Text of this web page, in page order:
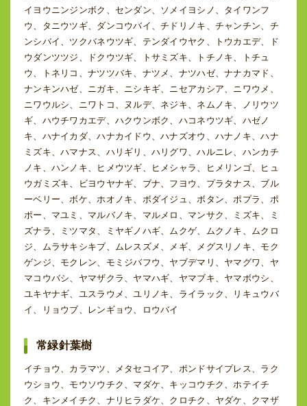
イヨウニンジンボク、センダン、ソメイヨシノ、タイワンフ
ウ、タニウツギ、ダンコウバイ、チドリノキ、チャンチン、チ
ンシバイ、ツクバネウツギ、テンダイウヤク、トウカエデ、ド
ウダンツツジ、ドクウツギ、トサミズキ、トチノキ、トチュ
ウ、トネリコ、ナツツバキ、ナツメ、ナツハゼ、ナナカマド、
ナンキンハゼ、ニガキ、ニシキギ、ニセアカシア、ニワウメ、
ニワウルシ、ニワトコ、ヌルデ、ネジキ、ネムノキ、ノリウツ
ギ、ハウチワカエデ、ハクウンボク、ハコネウツギ、ハゼノ
キ、ハナイカダ、ハナカイドウ、ハナズオウ、ハナノキ、ハナ
ミズキ、ハマナス、ハリギリ、ハリグワ、ハルニレ、ハンカチ
ノキ、ハンノキ、ヒメウツギ、ヒメシャラ、ヒメリンゴ、ヒュ
ウガミズキ、ビヨウヤナギ、ブナ、フヨウ、プラタナス、ブル
ーベリー、ボケ、ホオノキ、ボダイジュ、ボタン、ポプラ、ポ
ポー、マユミ、マルバノキ、マルメロ、マンサク、ミズキ、ミ
ズナラ、ミツマタ、ミヤギノハギ、ムクゲ、ムクノキ、ムクロ
ジ、ムラサキシキブ、ムレスズメ、メギ、メグスリノキ、モク
ゲンジ、モクレン、モミジバフウ、ヤブデマリ、ヤマグワ、ヤ
マコウバシ、ヤマザクラ、ヤマハギ、ヤマブキ、ヤマボウシ、
ユキヤナギ、ユスラウメ、ユリノキ、ライラック、リキュウバ
イ、リョウブ、レンギョウ、ロウバイ
常緑針葉樹
イチョウ、カラマツ、メタセコイア、ポンドサイプレス、ラク
ウショウ、モウソウチク、マダケ、キッコウチク、ホテイチ
ク、キンメイチク、ナリヒラダケ、クロチク、ヤダケ、クマザ